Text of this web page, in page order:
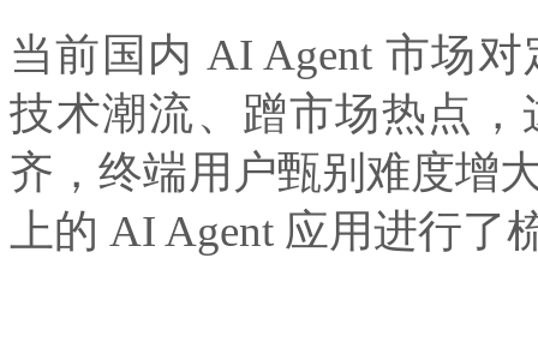
当前国内 AI Agent 市场
技术潮流、蹭市场热点
齐，终端用户甄别难度增
上的 AI Agent 应用进行了